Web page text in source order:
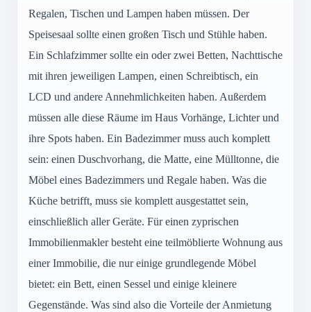
Regalen, Tischen und Lampen haben müssen. Der
Speisesaal sollte einen großen Tisch und Stühle haben.
Ein Schlafzimmer sollte ein oder zwei Betten, Nachttische
mit ihren jeweiligen Lampen, einen Schreibtisch, ein
LCD und andere Annehmlichkeiten haben. Außerdem
müssen alle diese Räume im Haus Vorhänge, Lichter und
ihre Spots haben. Ein Badezimmer muss auch komplett
sein: einen Duschvorhang, die Matte, eine Mülltonne, die
Möbel eines Badezimmers und Regale haben. Was die
Küche betrifft, muss sie komplett ausgestattet sein,
einschließlich aller Geräte. Für einen zyprischen
Immobilienmakler besteht eine teilmöblierte Wohnung aus
einer Immobilie, die nur einige grundlegende Möbel
bietet: ein Bett, einen Sessel und einige kleinere
Gegenstände. Was sind also die Vorteile der Anmietung